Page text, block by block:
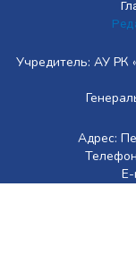
Учредитель: АУ РК
Адрес: